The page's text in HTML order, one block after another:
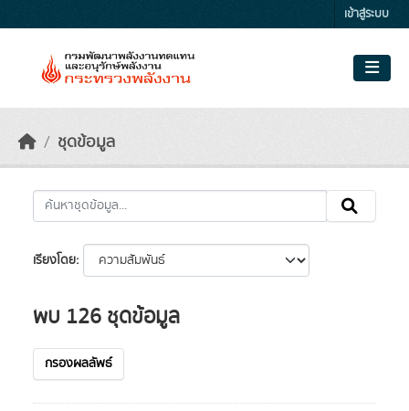
เข้าสู่ระบบ
ชุดข้อมูล
เรียงโดย
พบ 126 ชุดข้อมูล
กรองผลลัพธ์